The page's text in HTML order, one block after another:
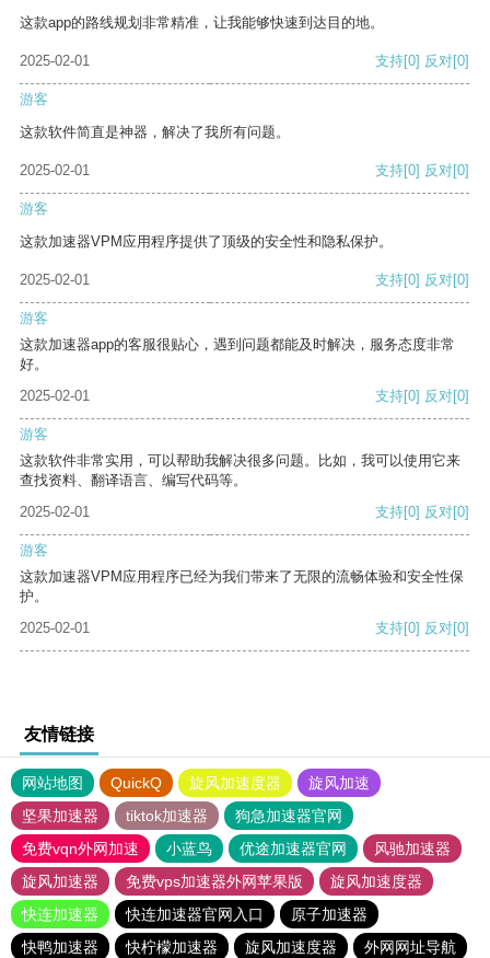
这款app的路线规划非常精准，让我能够快速到达目的地。
2025-02-01 支持[0] 反对[0]
游客
这款软件简直是神器，解决了我所有问题。
2025-02-01 支持[0] 反对[0]
游客
这款加速器VPM应用程序提供了顶级的安全性和隐私保护。
2025-02-01 支持[0] 反对[0]
游客
这款加速器app的客服很贴心，遇到问题都能及时解决，服务态度非常
好。
2025-02-01
支持[0] 反对[0]
游客
这款软件非常实用，可以帮助我解决很多问题。比如，我可以使用它来
查找资料、翻译语言、编写代码等。
2025-02-01
支持[0] 反对[0]
游客
这款加速器VPM应用程序已经为我们带来了无限的流畅体验和安全性保
护。
2025-02-01
支持[0] 反对[0]
友情链接
网站地图 QuickQ 旋风加速度器
旋风加速
坚果加速器
tiktok加速器
狗急加速器官网
免费vqn外网加速
小蓝鸟 优途加速器官网
风驰加速器
旋风加速器
免费vps加速器外网苹果版
旋风加速度器
快连加速器
快连加速器官网入口
原子加速器
快鸭加速器
快柠檬加速器 旋风加速度器 外网网址导航